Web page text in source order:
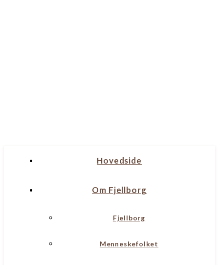
Hovedside
Om Fjellborg
Fjellborg
Menneskefolket